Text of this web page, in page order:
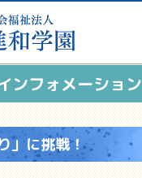
ンフォメーション
」に挑戦！